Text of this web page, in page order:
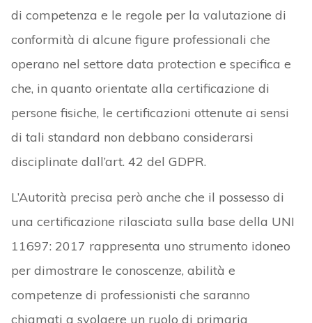
di competenza e le regole per la valutazione di
conformità di alcune figure professionali che
operano nel settore data protection e specifica e
che, in quanto orientate alla certificazione di
persone fisiche, le certificazioni ottenute ai sensi
di tali standard non debbano considerarsi
disciplinate dall’art. 42 del GDPR.
L’Autorità precisa però anche che il possesso di
una certificazione rilasciata sulla base della UNI
11697: 2017 rappresenta uno strumento idoneo
per dimostrare le conoscenze, abilità e
competenze di professionisti che saranno
chiamati a svolgere un ruolo di primaria